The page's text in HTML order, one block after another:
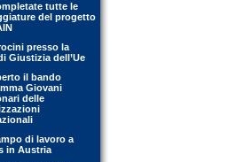
tutte le
del progetto
presso la
Giustizia dell’Ue
il bando
Giovani
delle
di lavoro a
in Austria